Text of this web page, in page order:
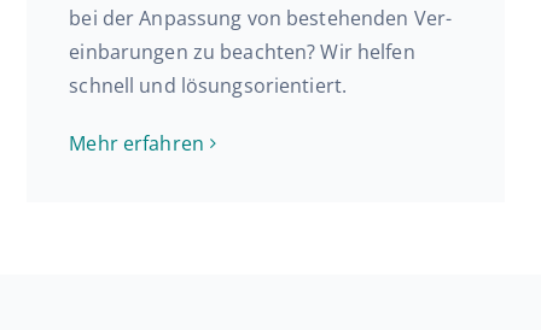
bei der An­pas­sung von be­stehen­den Ver­
ein­ba­run­gen zu be­ach­ten? Wir helfen
schnell und lösungsorientiert.
Mehr er­fah­ren